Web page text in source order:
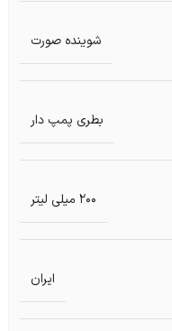
شوینده صورت
بطری پمپ دار
200 میلی لیتر
ایران